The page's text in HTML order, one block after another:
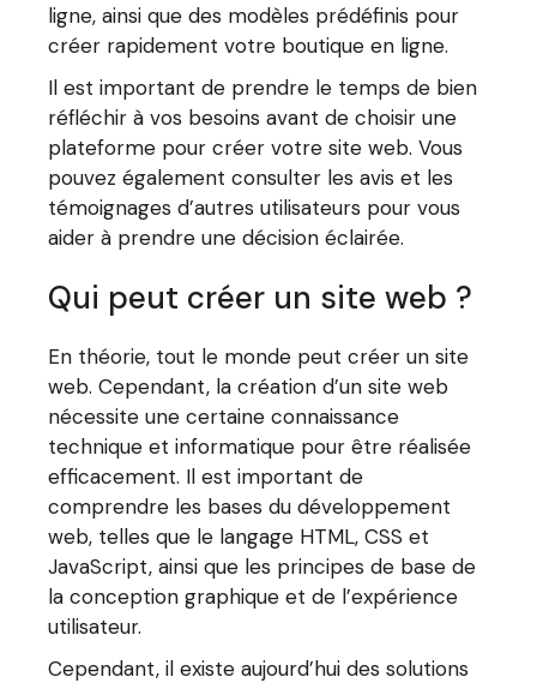
ligne, ainsi que des modèles prédéfinis pour
créer rapidement votre boutique en ligne.
Il est important de prendre le temps de bien
réfléchir à vos besoins avant de choisir une
plateforme pour créer votre site web. Vous
pouvez également consulter les avis et les
témoignages d’autres utilisateurs pour vous
aider à prendre une décision éclairée.
Qui peut créer un site web ?
En théorie, tout le monde peut créer un site
web. Cependant, la création d’un site web
nécessite une certaine connaissance
technique et informatique pour être réalisée
efficacement. Il est important de
comprendre les bases du développement
web, telles que le langage HTML, CSS et
JavaScript, ainsi que les principes de base de
la conception graphique et de l’expérience
utilisateur.
Cependant, il existe aujourd’hui des solutions